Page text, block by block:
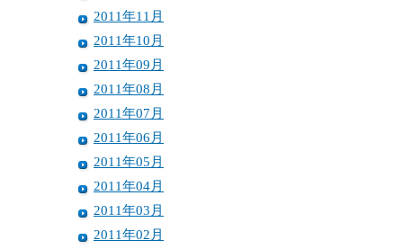
2011年11月
2011年10月
2011年09月
2011年08月
2011年07月
2011年06月
2011年05月
2011年04月
2011年03月
2011年02月